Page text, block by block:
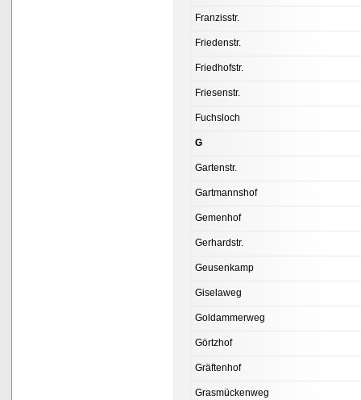
Franzisstr.
Friedenstr.
Friedhofstr.
Friesenstr.
Fuchsloch
G
Gartenstr.
Gartmannshof
Gemenhof
Gerhardstr.
Geusenkamp
Giselaweg
Goldammerweg
Görtzhof
Gräftenhof
Grasmückenweg